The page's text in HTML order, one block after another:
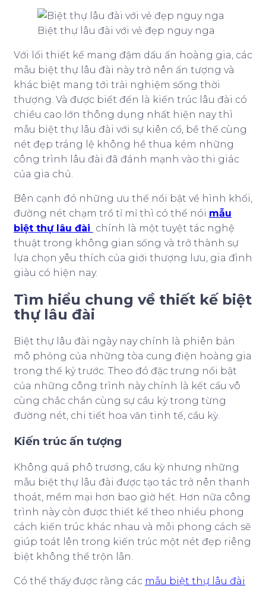
Biệt thự lâu đài với vẻ đẹp nguy nga
Với lối thiết kế mang đậm dấu ấn hoàng gia, các
mẫu biệt thự lâu đài này trở nên ấn tượng và
khác biệt mang tới trải nghiệm sống thời
thượng. Và được biết đến là kiến trúc lâu đài có
chiều cao lớn thông dụng nhất hiện nay thì
mẫu biệt thự lâu đài với sự kiên cố, bề thế cùng
nét đẹp tráng lệ không hề thua kém những
công trình lâu đài đã đánh mạnh vào thi giác
của gia chủ.
Bên cạnh đó những ưu thế nổi bật về hình khối,
đường nét chạm trổ tỉ mỉ thì có thể nói mẫu
biệt thự lâu đài chính là một tuyệt tác nghệ
thuật trong không gian sống và trở thành sự
lựa chọn yêu thích của giới thượng lưu, gia đình
giàu có hiện nay.
Tìm hiểu chung về thiết kế biệt
thự lâu đài
Biệt thự lâu đài ngày nay chính là phiên bản
mô phỏng của những tòa cung điện hoàng gia
trong thế kỷ trước. Theo đó đặc trưng nổi bật
của những công trình này chính là kết cấu vô
cùng chắc chắn cùng sự cầu kỳ trong từng
đường nét, chi tiết hoa văn tinh tế, cầu kỳ.
Kiến trúc ấn tượng
Không quá phô trương, cầu kỳ nhưng những
mẫu biệt thự lâu đài được tạo tác trở nên thanh
thoát, mềm mại hơn bao giờ hết. Hơn nữa công
trình này còn được thiết kế theo nhiều phong
cách kiến trúc khác nhau và mỗi phong cách sẽ
giúp toát lên trong kiến trúc một nét đẹp riêng
biệt không thể trộn lẫn.
Có thể thấy được rằng các mẫu biệt thự lâu đài